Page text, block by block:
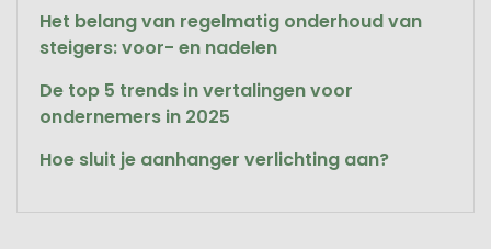
Het belang van regelmatig onderhoud van
steigers: voor- en nadelen
De top 5 trends in vertalingen voor
ondernemers in 2025
Hoe sluit je aanhanger verlichting aan?